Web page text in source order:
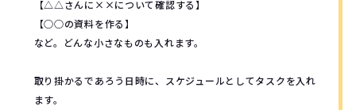
【△△さんに××について確認する】
【○○の資料を作る】
など。どんな小さなものも入れます。
取り掛かるであろう日時に、スケジュールとしてタスクを入れ
ます。